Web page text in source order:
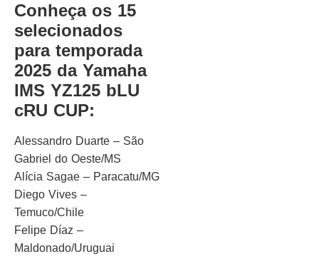
Conheça os 15
selecionados
para temporada
2025 da Yamaha
IMS YZ125 bLU
cRU CUP:
Alessandro Duarte – São
Gabriel do Oeste/MS
Alícia Sagae – Paracatu/MG
Diego Vives –
Temuco/Chile
Felipe Díaz –
Maldonado/Uruguai